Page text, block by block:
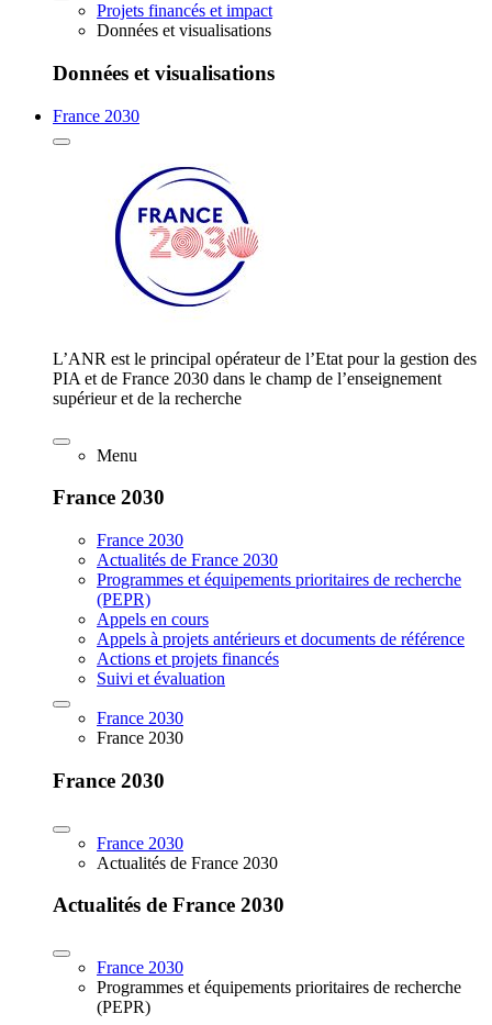
Projets financés et impact
Données et visualisations
Données et visualisations
France 2030
L’ANR est le principal opérateur de l’Etat pour la gestion des
PIA et de France 2030 dans le champ de l’enseignement
supérieur et de la recherche
Menu
France 2030
France 2030
Actualités de France 2030
Programmes et équipements prioritaires de recherche
(PEPR)
Appels en cours
Appels à projets antérieurs et documents de référence
Actions et projets financés
Suivi et évaluation
France 2030
France 2030
France 2030
France 2030
Actualités de France 2030
Actualités de France 2030
France 2030
Programmes et équipements prioritaires de recherche
(PEPR)